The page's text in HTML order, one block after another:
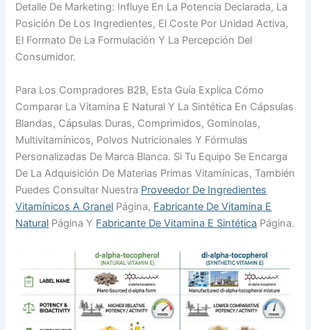
Detalle De Marketing: Influye En La Potencia Declarada, La
Posición De Los Ingredientes, El Coste Por Unidad Activa,
El Formato De La Formulación Y La Percepción Del
Consumidor.
Para Los Compradores B2B, Esta Guía Explica Cómo
Comparar La Vitamina E Natural Y La Sintética En Cápsulas
Blandas, Cápsulas Duras, Comprimidos, Gominolas,
Multivitamínicos, Polvos Nutricionales Y Fórmulas
Personalizadas De Marca Blanca. Si Tu Equipo Se Encarga
De La Adquisición De Materias Primas Vitamínicas, También
Puedes Consultar Nuestra Proveedor De Ingredientes
Vitamínicos A Granel Página, Fabricante De Vitamina E
Natural Página Y Fabricante De Vitamina E Sintética Página.